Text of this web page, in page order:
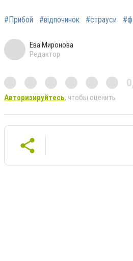
#Прибой #відпочинок #страуси
Ева Миронова
Редактор
Авторизируйтесь, чтобы оценить